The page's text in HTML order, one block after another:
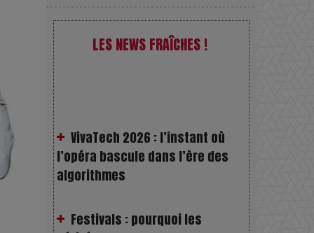
LES NEWS FRAÎCHES !
algorithmes
Festivals : pourquoi les
popularité